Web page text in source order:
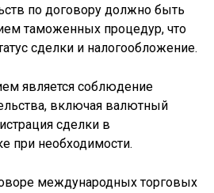
по договору должно быть
таможенных процедур, что
сделки и налогообложение.
является соблюдение
включая валютный
сделки в
при необходимости.
международных торговых